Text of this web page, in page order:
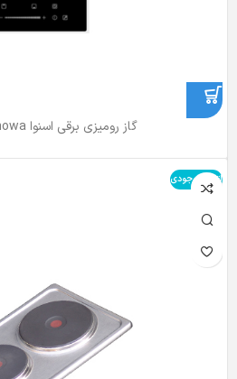
گاز رومیزی برقی اسنوا Snowa کد SI-13223
اتمام موجودی